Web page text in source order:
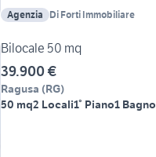
Agenzia Di Forti Immobiliare
Bilocale 50 mq
39.900 €
Ragusa (RG)
50 mq2 Locali1° Piano1 Bagno